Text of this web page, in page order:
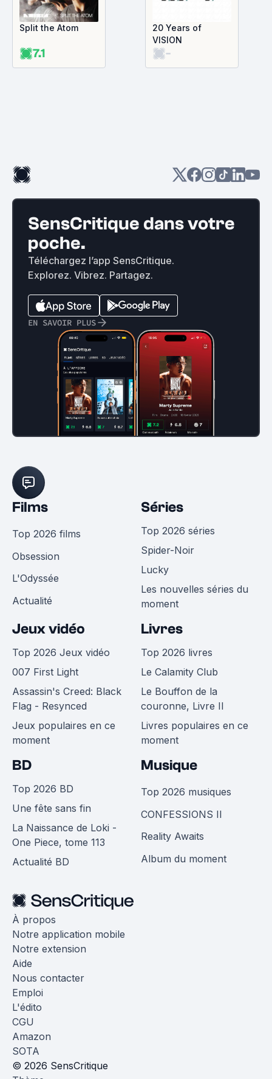
Split the Atom
7.1
20 Years of
VISION
-
SensCritique dans votre
poche.
Téléchargez l’app SensCritique.
Explorez. Vibrez. Partagez.
EN SAVOIR PLUS
Films
Top 2026 films
Obsession
L'Odyssée
Actualité
Séries
Top 2026 séries
Spider-Noir
Lucky
Les nouvelles séries du
moment
Jeux vidéo
Top 2026 Jeux vidéo
007 First Light
Assassin's Creed: Black
Flag - Resynced
Jeux populaires en ce
moment
Livres
Top 2026 livres
Le Calamity Club
Le Bouffon de la
couronne, Livre II
Livres populaires en ce
moment
BD
Top 2026 BD
Une fête sans fin
La Naissance de Loki -
One Piece, tome 113
Actualité BD
Musique
Top 2026 musiques
CONFESSIONS II
Reality Awaits
Album du moment
À propos
Notre application mobile
Notre extension
Aide
Nous contacter
Emploi
L'édito
CGU
Amazon
SOTA
© 2026 SensCritique